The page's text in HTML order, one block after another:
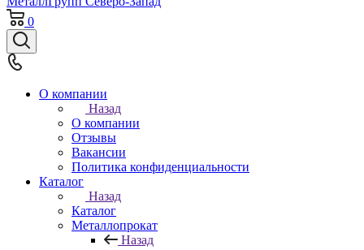
0
О компании
Назад
О компании
Отзывы
Вакансии
Политика конфиденциальности
Каталог
Назад
Каталог
Металлопрокат
Назад